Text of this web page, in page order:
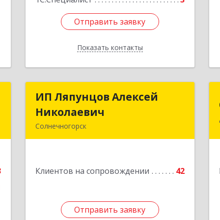
Отправить заявку
Показать контакты
Отправить заявку
Назад
ИП Ляпунцов Алексей
Николаевич
Солнечногорск
Клиентов на сопровождении 42
Отправить заявку
ИП Ляпунцов Алексей
Отправить заявку